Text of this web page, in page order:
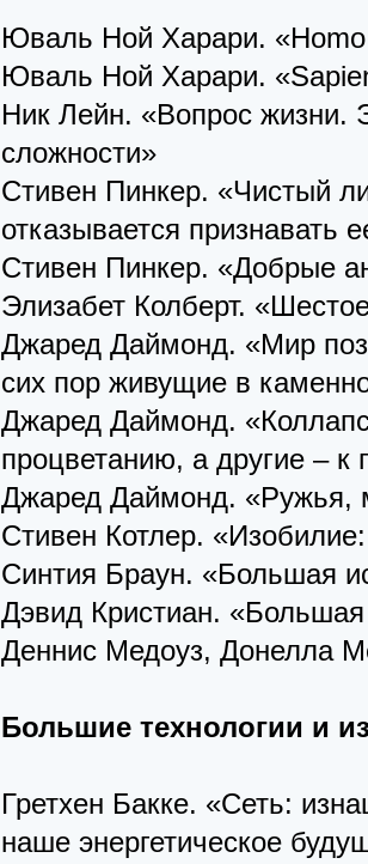
Юваль Ной Харари. «Homo
Юваль Ной Харари.
Ник Лейн. «Вопрос жизни.
сложности»
Стивен Пинкер. «Чистый
отказывается признавать
Стивен Пинкер. «Добрые
Элизабет Колберт.
Джаред Даймонд. «Мир
сих пор живущие в
Джаред Даймонд.
процветанию, а другие – к
Джаред Даймонд. «Ружья,
Стивен Котлер.
Синтия Браун. «Большая
Дэвид Кристиан. «Большая
Деннис Медоуз, Донелла
Большие технологии и
Гретхен Бакке. «Сеть:
наше энергетическое